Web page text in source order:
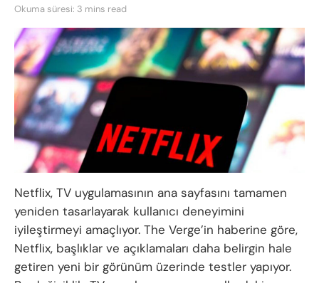
Okuma süresi: 3 mins read
Netflix, TV uygulamasının ana sayfasını tamamen
yeniden tasarlayarak kullanıcı deneyimini
iyileştirmeyi amaçlıyor. The Verge’in haberine göre,
Netflix, başlıklar ve açıklamaları daha belirgin hale
getiren yeni bir görünüm üzerinde testler yapıyor.